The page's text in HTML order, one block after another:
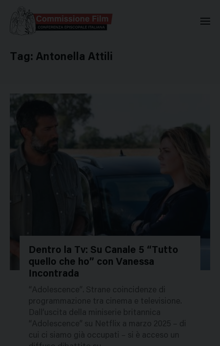
Tag: Antonella Attili
679063
Dentro la Tv: Su Canale 5 “Tutto
quello che ho” con Vanessa
Incontrada
“Adolescence”. Strane coincidenze di
programmazione tra cinema e televisione.
Dall’uscita della miniserie britannica
“Adolescence” su Netflix a marzo 2025 – di
cui ci siamo già occupati – si è acceso un